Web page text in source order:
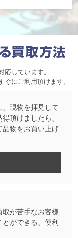
応しています。
にご利用頂けます。
現物を拝見して
頂けましたら、
品物をお買い上げ
取が苦手なお客様
ができる、便利